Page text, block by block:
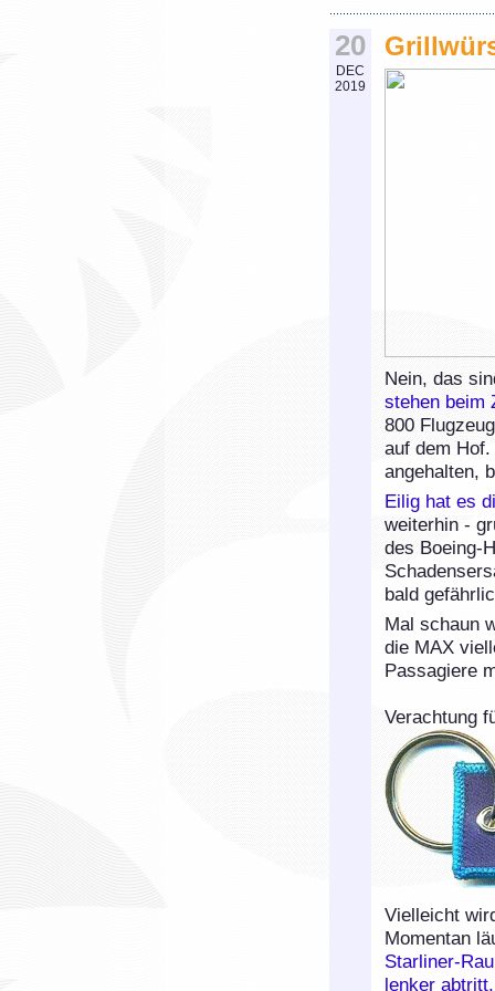
20
DEC
2019
Nein, das
stehen beim
800
auf dem
angehalten,
Eilig hat es
weiterhin -
des Boeing-
bald
Mal schaun
die MAX
Passagiere
Verachtung
Vielleicht
Momentan
Starliner-
lenker